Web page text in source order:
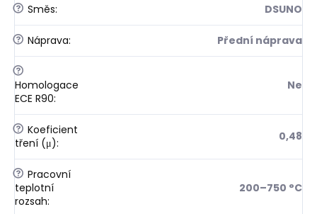
? Směs: DSUNO
? Náprava: Přední náprava
?
Homologace
ECE R90:
Ne
? Koeficient
tření (μ): 0,48
? Pracovní
teplotní
rozsah:
200–750 °C